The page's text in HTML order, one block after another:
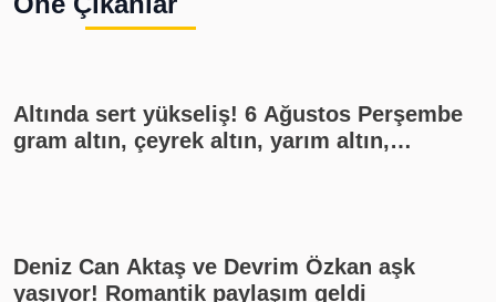
Altında sert yükseliş! 6 Ağustos Perşembe
gram altın, çeyrek altın, yarım altın,
Deniz Can Aktaş ve Devrim Özkan aşk
yaşıyor! Romantik paylaşım geldi